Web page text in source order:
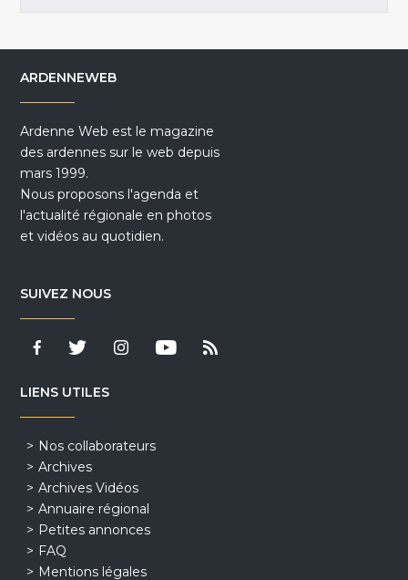
ARDENNEWEB
Ardenne Web est le magazine
des ardennes sur le web depuis
mars 1999.
Nous proposons l'agenda et
l'actualité régionale en photos
et vidéos au quotidien.
SUIVEZ NOUS
LIENS UTILES
Nos collaborateurs
Archives
Archives Vidéos
Annuaire régional
Petites annonces
FAQ
Mentions légales